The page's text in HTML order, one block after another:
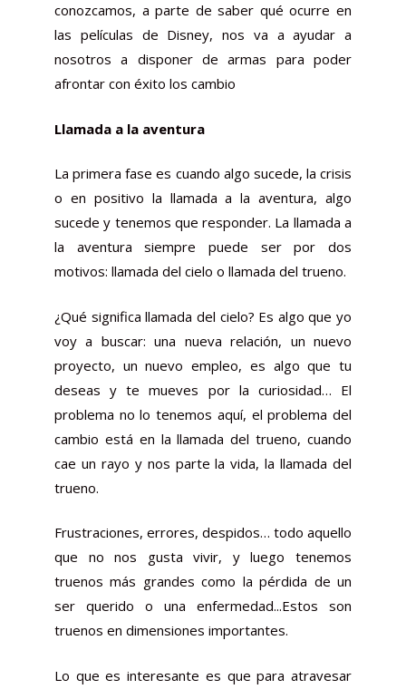
conozcamos, a parte de saber qué ocurre en
las películas de Disney, nos va a ayudar a
nosotros a disponer de armas para poder
afrontar con éxito los cambio
Llamada a la aventura
La primera fase es cuando algo sucede, la crisis
o en positivo la llamada a la aventura, algo
sucede y tenemos que responder. La llamada a
la aventura siempre puede ser por dos
motivos: llamada del cielo o llamada del trueno.
¿Qué significa llamada del cielo? Es algo que yo
voy a buscar: una nueva relación, un nuevo
proyecto, un nuevo empleo, es algo que tu
deseas y te mueves por la curiosidad… El
problema no lo tenemos aquí, el problema del
cambio está en la llamada del trueno, cuando
cae un rayo y nos parte la vida, la llamada del
trueno.
Frustraciones, errores, despidos… todo aquello
que no nos gusta vivir, y luego tenemos
truenos más grandes como la pérdida de un
ser querido o una enfermedad...Estos son
truenos en dimensiones importantes.
Lo que es interesante es que para atravesar